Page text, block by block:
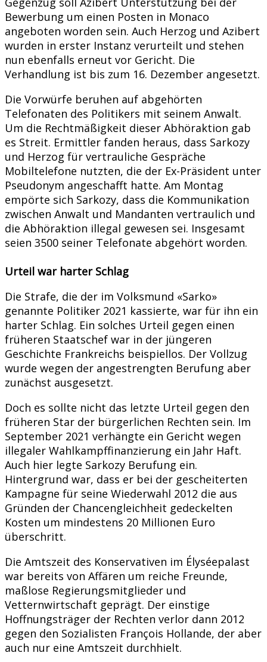
Bewerbung um einen Posten in Monaco
angeboten worden sein. Auch Herzog und Azibert
wurden in erster Instanz verurteilt und stehen
nun ebenfalls erneut vor Gericht. Die
Verhandlung ist bis zum 16. Dezember angesetzt.
Die Vorwürfe beruhen auf abgehörten
Telefonaten des Politikers mit seinem Anwalt.
Um die Rechtmäßigkeit dieser Abhöraktion gab
es Streit. Ermittler fanden heraus, dass Sarkozy
und Herzog für vertrauliche Gespräche
Mobiltelefone nutzten, die der Ex-Präsident unter
Pseudonym angeschafft hatte. Am Montag
empörte sich Sarkozy, dass die Kommunikation
zwischen Anwalt und Mandanten vertraulich und
die Abhöraktion illegal gewesen sei. Insgesamt
seien 3500 seiner Telefonate abgehört worden.
Urteil war harter Schlag
Die Strafe, die der im Volksmund «Sarko»
genannte Politiker 2021 kassierte, war für ihn ein
harter Schlag. Ein solches Urteil gegen einen
früheren Staatschef war in der jüngeren
Geschichte Frankreichs beispiellos. Der Vollzug
wurde wegen der angestrengten Berufung aber
zunächst ausgesetzt.
Doch es sollte nicht das letzte Urteil gegen den
früheren Star der bürgerlichen Rechten sein. Im
September 2021 verhängte ein Gericht wegen
illegaler Wahlkampffinanzierung ein Jahr Haft.
Auch hier legte Sarkozy Berufung ein.
Hintergrund war, dass er bei der gescheiterten
Kampagne für seine Wiederwahl 2012 die aus
Gründen der Chancengleichheit gedeckelten
Kosten um mindestens 20 Millionen Euro
überschritt.
Die Amtszeit des Konservativen im Élyséepalast
war bereits von Affären um reiche Freunde,
maßlose Regierungsmitglieder und
Vetternwirtschaft geprägt. Der einstige
Hoffnungsträger der Rechten verlor dann 2012
gegen den Sozialisten François Hollande, der aber
auch nur eine Amtszeit durchhielt.